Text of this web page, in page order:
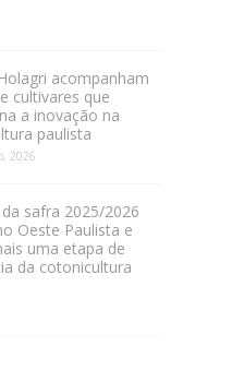
acompanham
cultivares que
a inovação na
paulista
2026
safra 2025/2026
Oeste Paulista e
uma etapa de
da cotonicultura